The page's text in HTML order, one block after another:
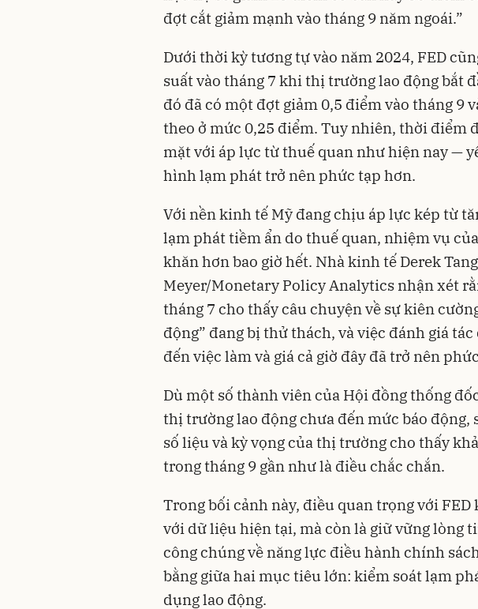
đợt cắt giảm mạnh vào tháng 9 năm ngoái.”
Dưới thời kỳ tương tự vào năm 2024, FED
suất vào tháng 7 khi thị trường lao động bắt
đó đã có một đợt giảm 0,5 điểm vào tháng 9
theo ở mức 0,25 điểm. Tuy nhiên, thời điểm
mặt với áp lực từ thuế quan như hiện nay —
hình lạm phát trở nên phức tạp hơn.
Với nền kinh tế Mỹ đang chịu áp lực kép từ
lạm phát tiềm ẩn do thuế quan, nhiệm vụ
khăn hơn bao giờ hết. Nhà kinh tế Derek
Meyer/Monetary Policy Analytics nhận xét
tháng 7 cho thấy câu chuyện về sự kiên
động” đang bị thử thách, và việc đánh giá
đến việc làm và giá cả giờ đây đã trở nên
Dù một số thành viên của Hội đồng thống
thị trường lao động chưa đến mức báo động,
số liệu và kỳ vọng của thị trường cho thấy
trong tháng 9 gần như là điều chắc chắn.
Trong bối cảnh này, điều quan trọng với
với dữ liệu hiện tại, mà còn là giữ vững lòng
công chúng về năng lực điều hành chính
bằng giữa hai mục tiêu lớn: kiểm soát lạm
dụng lao động.